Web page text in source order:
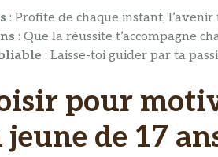
: Profite de chaque instant,
: Que la réussite t’accompagne
: Laisse-toi guider par ta
pour
de 17